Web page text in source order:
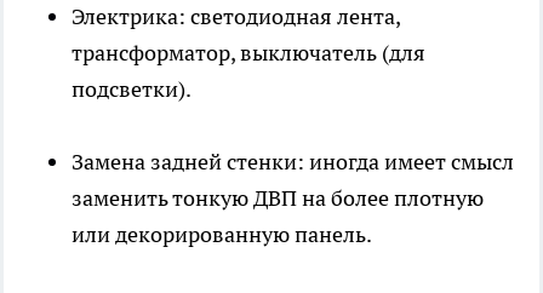
Электрика: светодиодная лента,
трансформатор, выключатель (для
подсветки).
Замена задней стенки: иногда имеет смысл
заменить тонкую ДВП на более плотную
или декорированную панель.